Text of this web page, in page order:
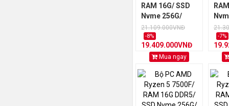
RAM 16G/ SSD
Nvme 256G/
VGA RTX 3060
12G
21.109.000VNĐ
-8%
19.409.000VNĐ
Mua ngay
8G
-7%